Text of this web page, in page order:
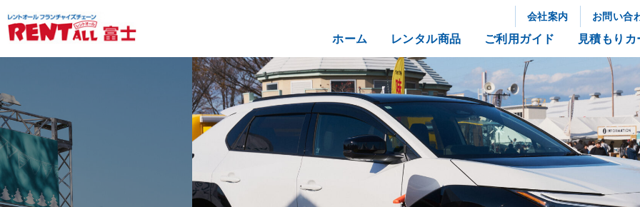
会社案内 お問い合
ホーム レンタル商品 ご利用ガイド 見積もりカ